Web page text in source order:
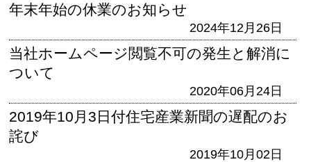
年末年始の休業のお知らせ
2024年12月26日
当社ホームページ閲覧不可の発生と解消に
ついて
2020年06月24日
2019年10月3日付住宅産業新聞の遅配のお
詫び
2019年10月02日